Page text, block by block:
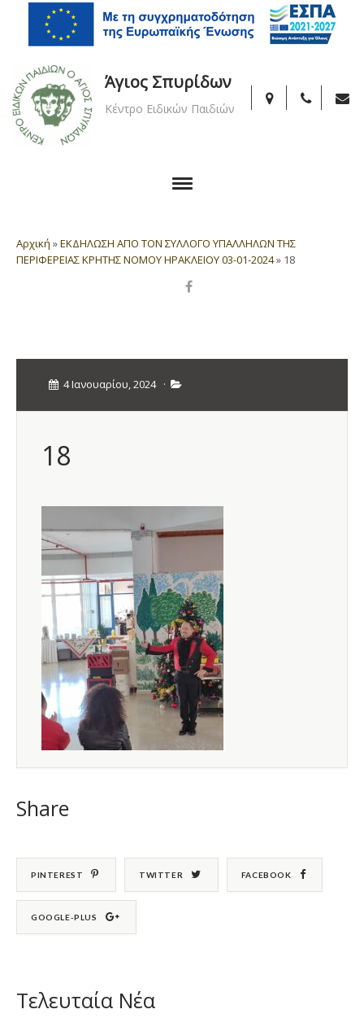
Άγιος Σπυρίδων
Κέντρο Ειδικών Παιδιών
Αρχική »ΕΚΔΗΛΩΣΗ ΑΠΟ ΤΟΝ ΣΥΛΛΟΓΟ ΥΠΑΛΛΗΛΩΝ ΤΗΣ
ΠΕΡΙΦΕΡΕΙΑΣ ΚΡΗΤΗΣ ΝΟΜΟΥ ΗΡΑΚΛΕΙΟΥ 03-01-2024» 18
4 Ιανουαρίου, 2024 ·
18
Share
PINTEREST TWITTER FACEBOOK
GOOGLE-PLUS
Τελευταία Νέα